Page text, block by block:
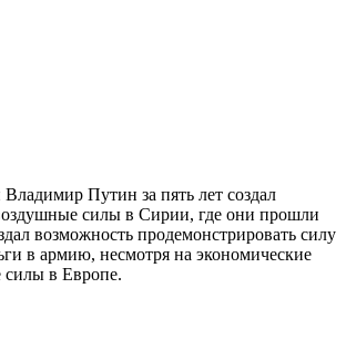
Путин за пять лет создал
силы в Сирии, где они прошли
возможность продемонстрировать силу
в армию, несмотря на экономические
силы в Европе.